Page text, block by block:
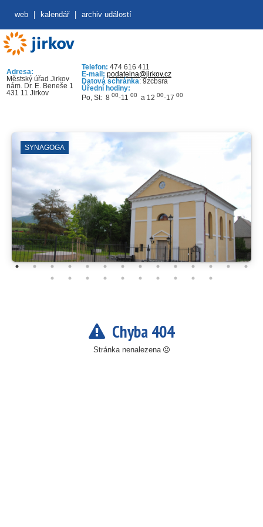
web kalendář archiv událostí
Adresa:
Městský úřad Jirkov
nám. Dr. E. Beneše 1
431 11 Jirkov
Telefon: 474 616 411
E-mail: podatelna@jirkov.cz
Datová schránka: 9zcbsra
Úřední hodiny:
Po, St: 8 00-11 00 a 12 00-17 00
SYNAGOGA
Chyba 404
Stránka nenalezena